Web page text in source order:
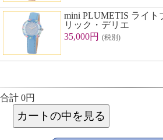
mini PLUMETIS ライト
リック・デリエ
35,000円 (税別)
合計 0円